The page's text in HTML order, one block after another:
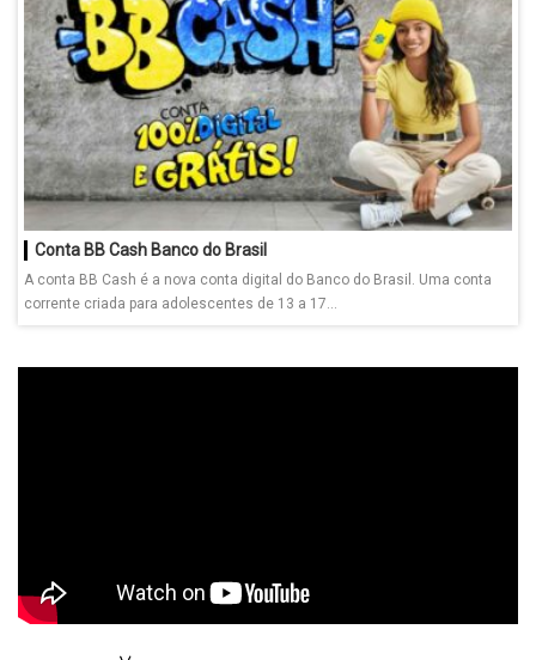
Conta BB Cash Banco do Brasil
A conta BB Cash é a nova conta digital do Banco do Brasil. Uma conta
corrente criada para adolescentes de 13 a 17...